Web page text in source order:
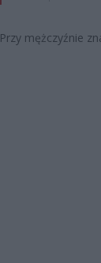
Przy mężczyźnie